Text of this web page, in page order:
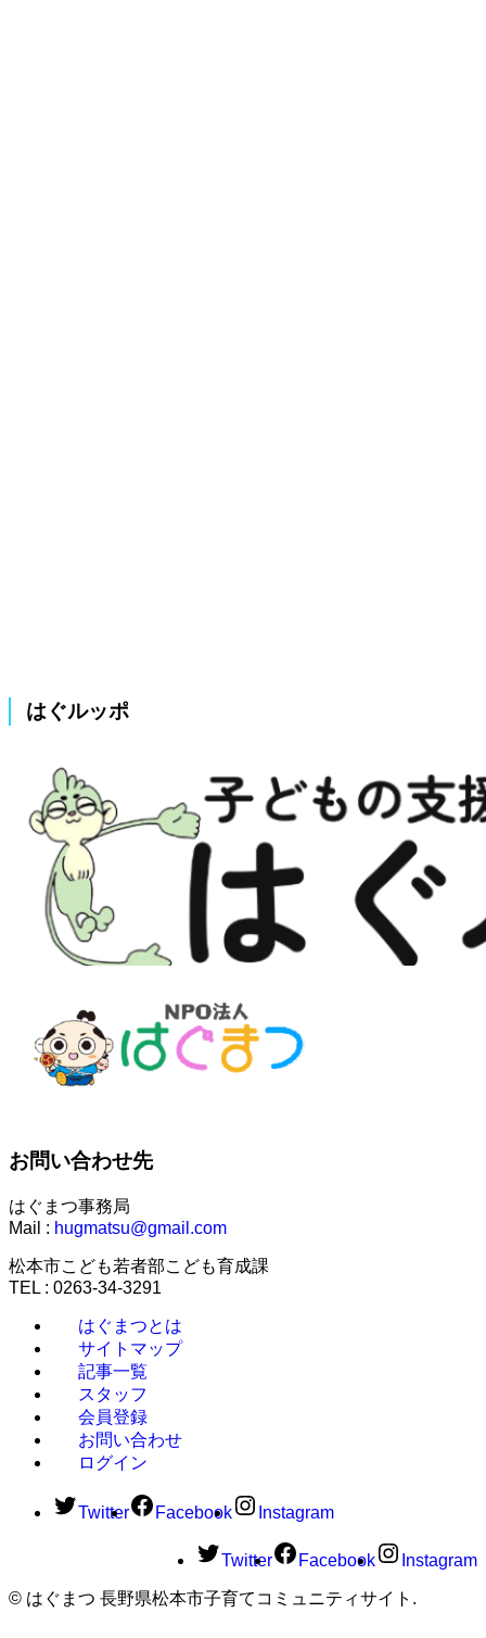
はぐルッポ
お問い合わせ先
はぐまつ事務局
Mail : hugmatsu@gmail.com
松本市こども若者部こども育成課
TEL : 0263-34-3291
はぐまつとは
サイトマップ
記事一覧
スタッフ
会員登録
お問い合わせ
ログイン
Twitter Facebook Instagram
Twitter Facebook Instagram
© はぐまつ 長野県松本市子育てコミュニティサイト.